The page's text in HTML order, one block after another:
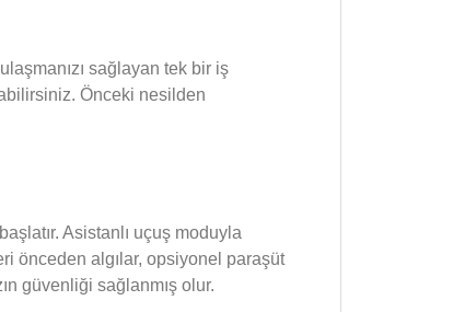
sağlayan tek bir iş
Önceki nesilden
Asistanlı uçuş moduyla
önceden algılar, opsiyonel paraşüt
güvenliği sağlanmış olur.